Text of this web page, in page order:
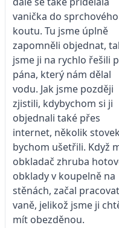
vanička do sprchového
koutu. Tu jsme úplně
zapomněli objednat,
jsme ji na rychlo řešili
pána, který nám dělal
vodu. Jak jsme později
zjistili, kdybychom si ji
objednali také přes
internet, několik stovek
bychom ušetřili. Když
obkladač zhruba
obklady v koupelně na
stěnách, začal
vaně, jelikož jsme ji
mít obezděnou.